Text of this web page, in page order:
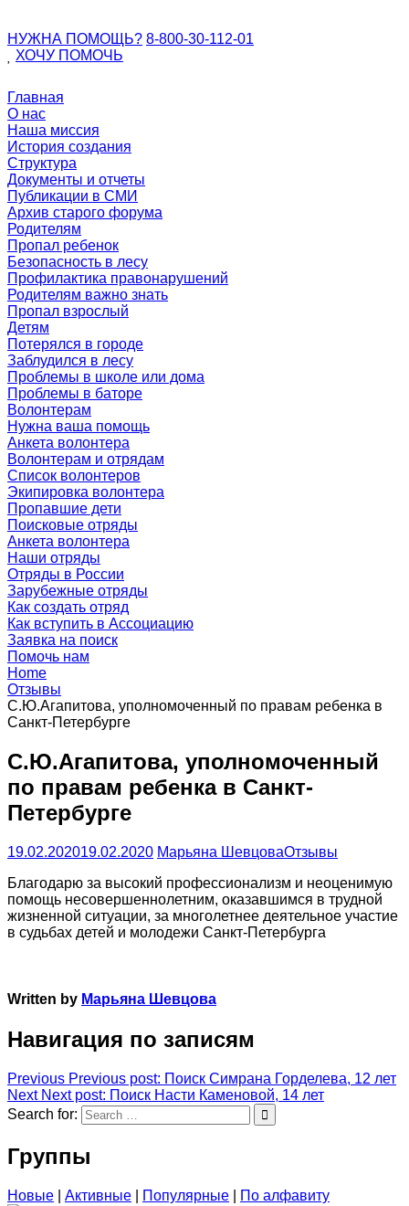
НУЖНА ПОМОЩЬ? 8-800-30-112-01
ХОЧУ ПОМОЧЬ
Главная
О нас
Наша миссия
История создания
Структура
Документы и отчеты
Публикации в СМИ
Архив старого форума
Родителям
Пропал ребенок
Безопасность в лесу
Профилактика правонарушений
Родителям важно знать
Пропал взрослый
Детям
Потерялся в городе
Заблудился в лесу
Проблемы в школе или дома
Проблемы в баторе
Волонтерам
Нужна ваша помощь
Анкета волонтера
Волонтерам и отрядам
Список волонтеров
Экипировка волонтера
Пропавшие дети
Поисковые отряды
Анкета волонтера
Наши отряды
Отряды в России
Зарубежные отряды
Как создать отряд
Как вступить в Ассоциацию
Заявка на поиск
Помочь нам
Home
Отзывы
С.Ю.Агапитова, уполномоченный по правам ребенка в
Санкт-Петербурге
С.Ю.Агапитова, уполномоченный
по правам ребенка в Санкт-
Петербурге
19.02.202019.02.2020 Марьяна ШевцоваОтзывы
Благодарю за высокий профессионализм и неоценимую
помощь несовершеннолетним, оказавшимся в трудной
жизненной ситуации, за многолетнее деятельное участие
в судьбах детей и молодежи Санкт-Петербурга
Written by Марьяна Шевцова
Навигация по записям
Previous Previous post: Поиск Симрана Горделева, 12 лет
Next Next post: Поиск Насти Каменовой, 14 лет
Search for:
Группы
Новые Активные Популярные По алфавиту